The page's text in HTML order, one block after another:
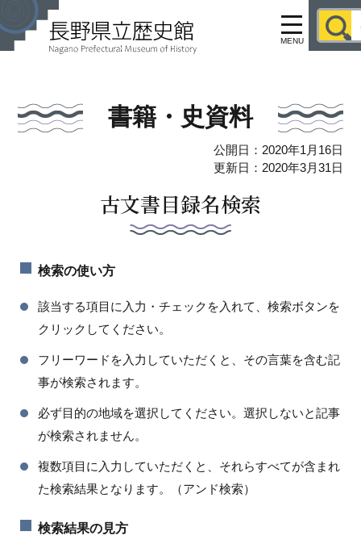
MENU
書籍・史資料
公開日：2020年1月16日
更新日：2020年3月31日
古文書目録名検索
検索の使い方
該当する項目に入力・チェックを入れて、検索ボタンを
クリックしてください。
フリーワードを入力していただくと、その言葉を含む記
事が検索されます。
必ず目的の地域を選択してください。選択しないと記事
が検索されません。
複数項目に入力していただくと、それらすべてが含まれ
た検索結果となります。（アンド検索）
検索結果の見方